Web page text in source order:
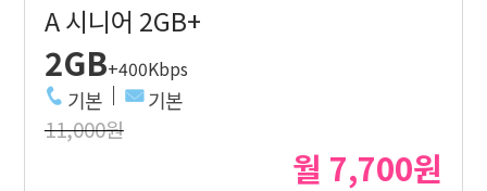
A 시니어 2GB+
2GB+400Kbps
기본 기본
11,000원
월 7,700원